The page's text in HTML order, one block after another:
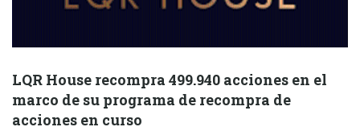
LQR House recompra 499.940 acciones en el
marco de su programa de recompra de
acciones en curso